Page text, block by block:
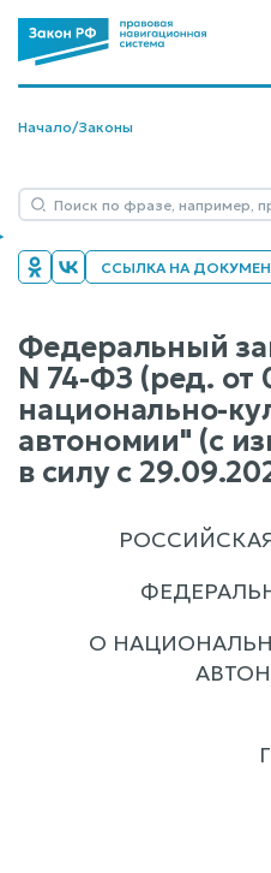
Начало/Законы
ССЫЛКА НА
Федеральный
N 74-ФЗ (ред. от
национально-
автономии" (с
в силу с
О